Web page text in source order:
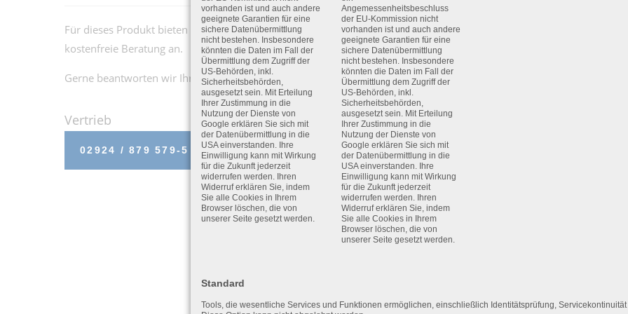
Für dieses Produkt bieten wir eine persönliche und
kostenfreie Beratung an.
Gerne beantworten wir Ihre Fragen telefonisch.
Vertrieb
02924 / 879 579-5
Über unser Formular können Sie uns eine unverbindliche
* = Pflichtfeld
vorhanden ist und auch andere
geeignete Garantien für eine
sichere Datenübermittlung
nicht bestehen. Insbesondere
könnten die Daten im Fall der
Übermittlung dem Zugriff der
US-Behörden, inkl.
Sicherheitsbehörden,
ausgesetzt sein. Mit Erteilung
Ihrer Zustimmung in die
Nutzung der Dienste von
Google erklären Sie sich mit
der Datenübermittlung in die
USA einverstanden. Ihre
Einwilligung kann mit Wirkung
für die Zukunft jederzeit
widerrufen werden. Ihren
Widerruf erklären Sie, indem
Sie alle Cookies in Ihrem
Browser löschen, die von
unserer Seite gesetzt werden.
Angemessenheitsbeschluss
der EU-Kommission nicht
vorhanden ist und auch andere
geeignete Garantien für eine
sichere Datenübermittlung
nicht bestehen. Insbesondere
könnten die Daten im Fall der
Übermittlung dem Zugriff der
US-Behörden, inkl.
Sicherheitsbehörden,
ausgesetzt sein. Mit Erteilung
Ihrer Zustimmung in die
Nutzung der Dienste von
Google erklären Sie sich mit
der Datenübermittlung in die
USA einverstanden. Ihre
Einwilligung kann mit Wirkung
für die Zukunft jederzeit
widerrufen werden. Ihren
Widerruf erklären Sie, indem
Sie alle Cookies in Ihrem
Browser löschen, die von
unserer Seite gesetzt werden.
Standard
Tools, die wesentliche Services und Funktionen ermöglichen, einschließlich Identitätsprüfung,